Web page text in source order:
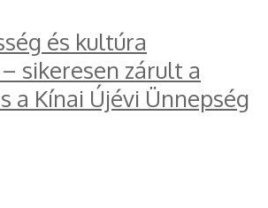
és kultúra
sikeresen zárult a
a Kínai Újévi Ünnepség